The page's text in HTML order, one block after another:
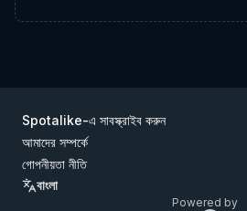
Spotalike-এ সাবস্ক্রাইব করুন
আমাদের সম্পর্কে
গোপনীয়তা নীতি
বাংলা
Powered by